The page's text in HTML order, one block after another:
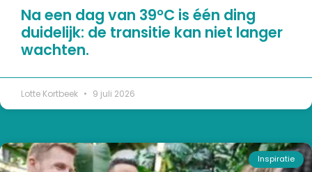
Na een dag van 39°C is één ding
duidelijk: de transitie kan niet langer
wachten.
Lotte Kortbeek 9 juli 2026
Inspiratie